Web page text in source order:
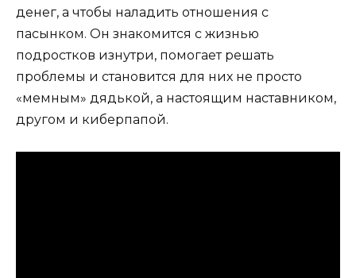
денег, а чтобы наладить отношения с
пасынком. Он знакомится с жизнью
подростков изнутри, помогает решать
проблемы и становится для них не просто
«мемным» дядькой, а настоящим наставником,
другом и киберпапой.